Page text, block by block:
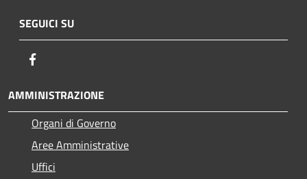
SEGUICI SU
AMMINISTRAZIONE
Organi di Governo
Aree Amministrative
Uffici